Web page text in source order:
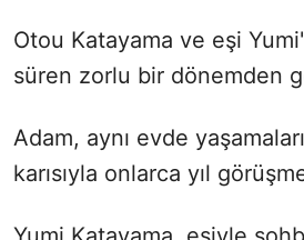
Otou Katayama ve eşi
süren zorlu bir dönemden
Adam, aynı evde
karısıyla onlarca yıl